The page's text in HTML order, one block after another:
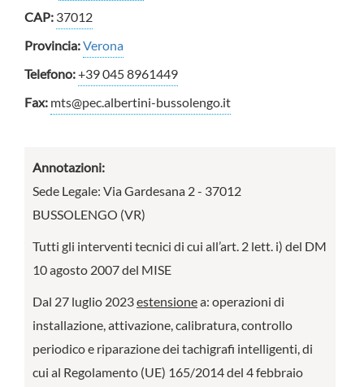
CAP: 37012
Provincia:Verona
Telefono:+39 045 8961449
Fax: mts@pec.albertini-bussolengo.it
Annotazioni:
Sede Legale: Via Gardesana 2 - 37012
BUSSOLENGO (VR)
Tutti gli interventi tecnici di cui all’art. 2 lett. i) del DM
10 agosto 2007 del MISE
Dal 27 luglio 2023estensionea: operazioni di
installazione, attivazione, calibratura, controllo
periodico e riparazione dei tachigrafi intelligenti, di
cui al Regolamento (UE) 165/2014 del 4 febbraio